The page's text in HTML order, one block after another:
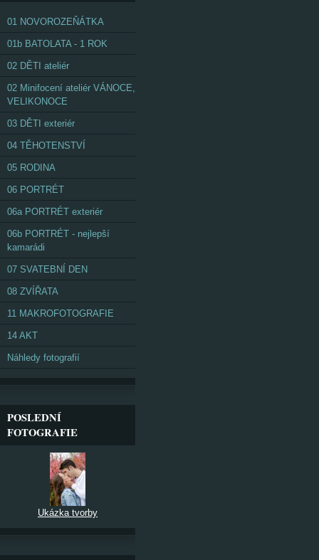
01 NOVOROZEŇÁTKA
01b BATOLATA - 1 ROK
02 DĚTI ateliér
02 Minifocení ateliér VÁNOCE,
VELIKONOCE
03 DĚTI exteriér
04 TĚHOTENSTVÍ
05 RODINA
06 PORTRÉT
06a PORTRÉT exteriér
06b PORTRÉT - nejlepší
kamarádi
07 SVATEBNÍ DEN
08 ZVÍŘATA
11 MAKROFOTOGRAFIE
14 AKT
Náhledy fotografií
POSLEDNÍ
FOTOGRAFIE
Ukázka tvorby